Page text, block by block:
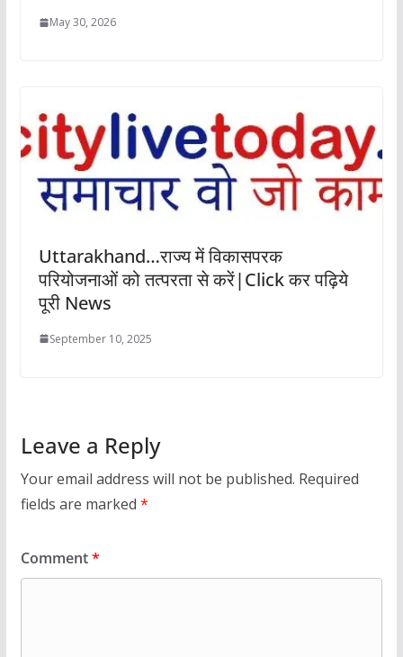
May 30, 2026
Uttarakhand…राज्य में विकासपरक
परियोजनाओं को तत्परता से करें|Click कर पढ़िये
पूरी News
September 10, 2025
Leave a Reply
Your email address will not be published. Required
fields are marked *
Comment*